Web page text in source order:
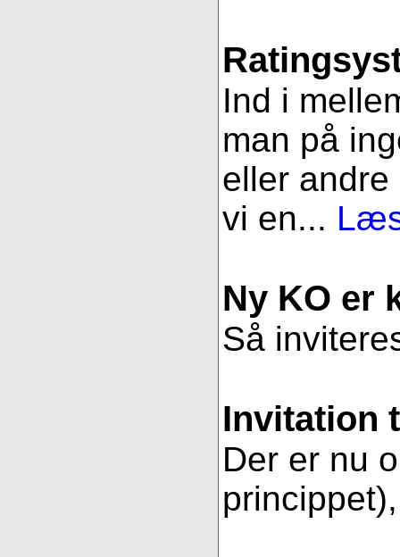
Ind i
man på
eller
vi en...
Ny KO er
Så
Invitation
Der er nu